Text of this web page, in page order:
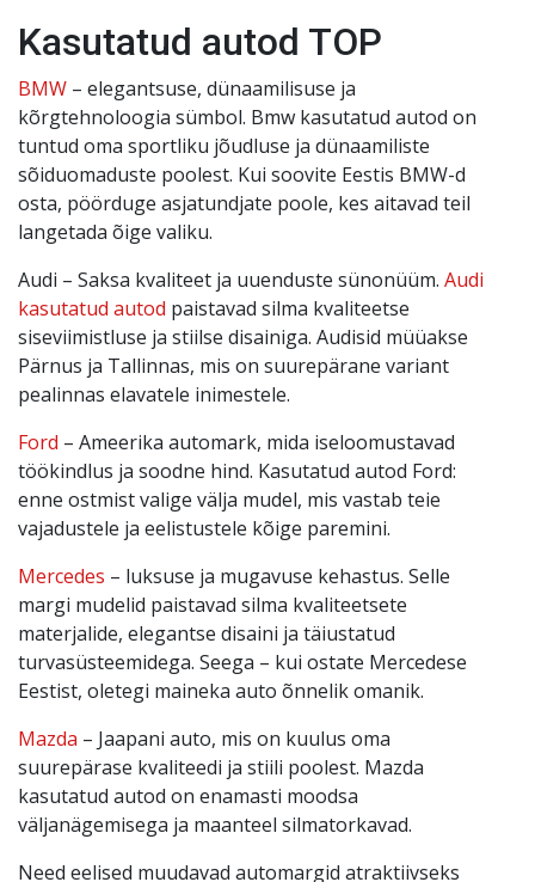
Kasutatud autod TOP
BMW – elegantsuse, dünaamilisuse ja
kõrgtehnoloogia sümbol. Bmw kasutatud autod on
tuntud oma sportliku jõudluse ja dünaamiliste
sõiduomaduste poolest. Kui soovite Eestis BMW-d
osta, pöörduge asjatundjate poole, kes aitavad teil
langetada õige valiku.
Audi – Saksa kvaliteet ja uuenduste sünonüüm. Audi
kasutatud autod paistavad silma kvaliteetse
siseviimistluse ja stiilse disainiga. Audisid müüakse
Pärnus ja Tallinnas, mis on suurepärane variant
pealinnas elavatele inimestele.
Ford – Ameerika automark, mida iseloomustavad
töökindlus ja soodne hind. Kasutatud autod Ford:
enne ostmist valige välja mudel, mis vastab teie
vajadustele ja eelistustele kõige paremini.
Mercedes – luksuse ja mugavuse kehastus. Selle
margi mudelid paistavad silma kvaliteetsete
materjalide, elegantse disaini ja täiustatud
turvasüsteemidega. Seega – kui ostate Mercedese
Eestist, oletegi maineka auto õnnelik omanik.
Mazda – Jaapani auto, mis on kuulus oma
suurepärase kvaliteedi ja stiili poolest. Mazda
kasutatud autod on enamasti moodsa
väljanägemisega ja maanteel silmatorkavad.
Need eelised muudavad automargid atraktiivseks